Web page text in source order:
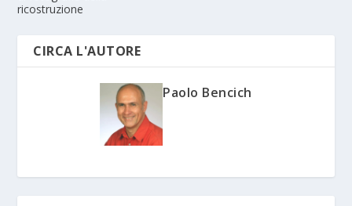
ricostruzione
CIRCA L'AUTORE
Paolo Bencich